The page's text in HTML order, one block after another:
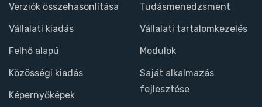
Verziók összehasonlítása
Vállalati kiadás
Felhő alapú
Közösségi kiadás
Képernyőképek
Tudásmenedzsment
Vállalati tartalomkezelés
Modulok
Saját alkalmazás
fejlesztése